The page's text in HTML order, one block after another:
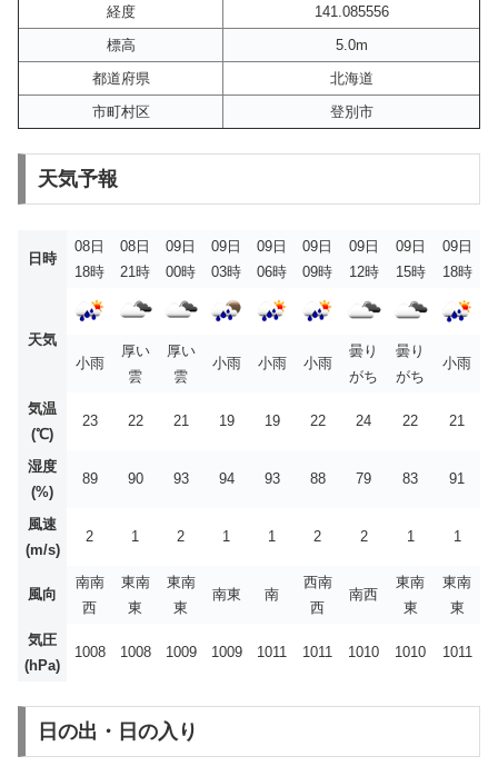
経度
141.085556
標高
5.0m
都道府県
北海道
市町村区
登別市
天気予報
日時
08日
18時
08日
21時
09日
00時
09日
03時
09日
06時
09日
09時
09日
12時
09日
15時
09日
18時
天気
小雨
厚い
雲
厚い
雲
小雨 小雨 小雨
曇り
がち
曇り
がち
小雨
気温
(℃)
23 22 21 19 19 22 24 22 21
湿度
(%)
89 90 93 94 93 88 79 83 91
風速
(m/s)
2 1 2 1 1 2 2 1 1
風向
南南
西
東南
東
東南
東
南東 南
西南
西
南西
東南
東
東南
東
気圧
(hPa)
1008 1008 1009 1009 1011 1011 1010 1010 1011
日の出・日の入り